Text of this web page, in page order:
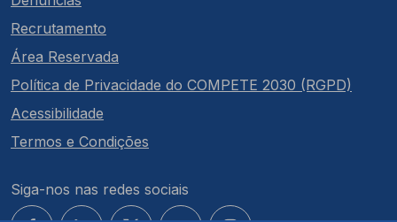
Recrutamento
Área Reservada
Política de Privacidade do COMPETE 2030 (RGPD)
Acessibilidade
Termos e Condições
Siga-nos nas redes sociais